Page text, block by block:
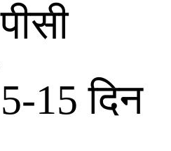
पीसी
5-15 दिन